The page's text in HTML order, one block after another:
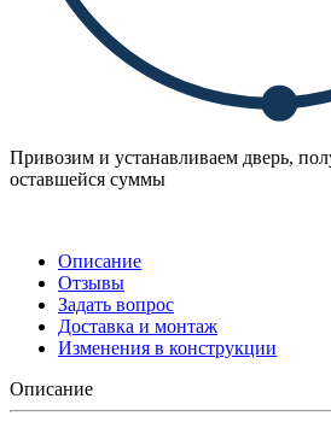
Привозим и устанавливаем дверь,
оставшейся суммы
Описание
Отзывы
Задать вопрос
Доставка и монтаж
Изменения в конструкции
Описание